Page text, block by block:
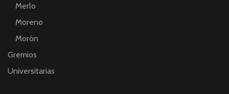
Merlo
Moreno
Morón
Gremios
Universitarias